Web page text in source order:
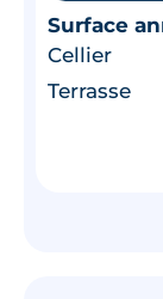
Surface
Cellier
Terrasse